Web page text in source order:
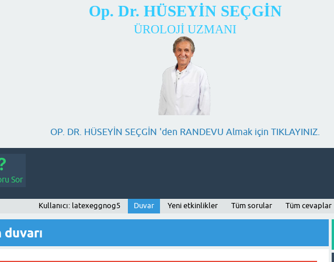
Op. Dr. HÜSEYİN SEÇGİN
ÜROLOJİ UZMANI
OP. DR. HÜSEYİN SEÇGİN 'den RANDEVU Almak için TIKLAYINIZ.
Sor
Kullanıcı: latexeggnog5 Duvar Yeni etkinlikler Tüm sorular Tüm cevaplar